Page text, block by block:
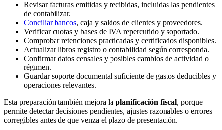
Revisar facturas emitidas y recibidas, incluidas las pendientes
de contabilizar.
Conciliar bancos, caja y saldos de clientes y proveedores.
Verificar cuotas y bases de IVA repercutido y soportado.
Comprobar retenciones practicadas y certificados disponibles.
Actualizar libros registro o contabilidad según corresponda.
Confirmar datos censales y posibles cambios de actividad o
régimen.
Guardar soporte documental suficiente de gastos deducibles y
operaciones relevantes.
Esta preparación también mejora la planificación fiscal, porque
permite detectar decisiones pendientes, ajustes razonables o errores
corregibles antes de que venza el plazo de presentación.